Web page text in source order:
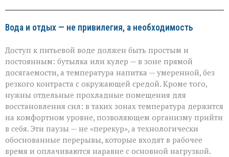
Вода и отдых — не привилегия, а необходимость
Доступ к питьевой воде должен быть простым и
постоянным: бутылка или кулер — в зоне прямой
досягаемости, а температура напитка — умеренной, без
резкого контраста с окружающей средой. Кроме того,
нужны отдельные прохладные помещения для
восстановления сил: в таких зонах температура держится
на комфортном уровне, позволяющем организму прийти
в себя. Эти паузы — не «перекур», а технологически
обоснованные перерывы, которые входят в рабочее
время и оплачиваются наравне с основной нагрузкой.